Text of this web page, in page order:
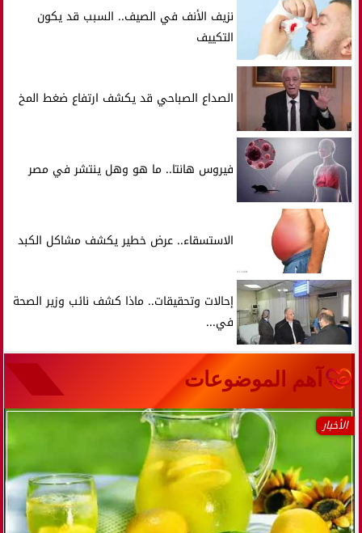
نزيف الأنف في الصيف.. السبب قد يكون
التكييف
الصداع الصباحي قد يكشف ارتفاع ضغط المخ
فيروس هانتا.. ما هو وهل ينتشر في مصر
الاستسقاء.. عرض خطير يكشف مشاكل الكبد
إحالات وتحقيقات.. ماذا كشف نائب وزير الصحة
في...
آهم الموضوعات
الأخبار